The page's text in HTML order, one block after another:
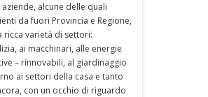
alcune delle quali
da fuori Provincia e Regione,
ricca varietà di settori:
ai macchinari, alle energie
– rinnovabili, al giardinaggio
ai settori della casa e tanto
con un occhio di riguardo